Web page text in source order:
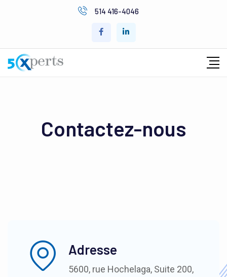
514 416-4046
Contactez-nous
Adresse
5600, rue Hochelaga, Suite 200,